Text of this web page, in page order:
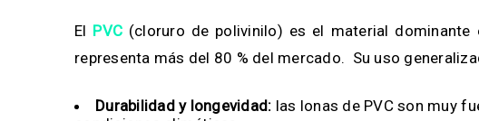
El PVC (cloruro de polivinilo) es el material
representa más del 80 % del mercado. Su uso
Durabilidad y longevidad: las lonas de PVC son muy